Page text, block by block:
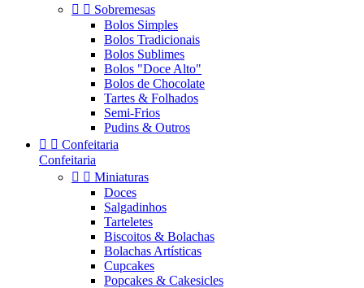
  Sobremesas
Bolos Simples
Bolos Tradicionais
Bolos Sublimes
Bolos "Doce Alto"
Bolos de Chocolate
Tartes & Folhados
Semi-Frios
Pudins & Outros
  Confeitaria
Confeitaria
  Miniaturas
Doces
Salgadinhos
Tarteletes
Biscoitos & Bolachas
Bolachas Artísticas
Cupcakes
Popcakes & Cakesicles